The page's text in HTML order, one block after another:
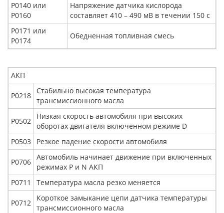
Р0140 или
Р0160
Напряжение датчика кислорода
составляет 410 – 490 мВ в течении 150 с
Р0171 или
Р0174
Обедненная топливная смесь
АКП
Р0218
Стабильно высокая температура
трансмиссионного масла
Р0502
Низкая скорость автомобиля при высоких
оборотах двигателя включенном режиме D
Р0503
Резкое падение скорости автомобиля
Р0706
Автомобиль начинает движение при включенных
режимах P и N АКП
Р0711
Температура масла резко меняется
Р0712
Короткое замыкание цепи датчика температуры
трансмиссионного масла